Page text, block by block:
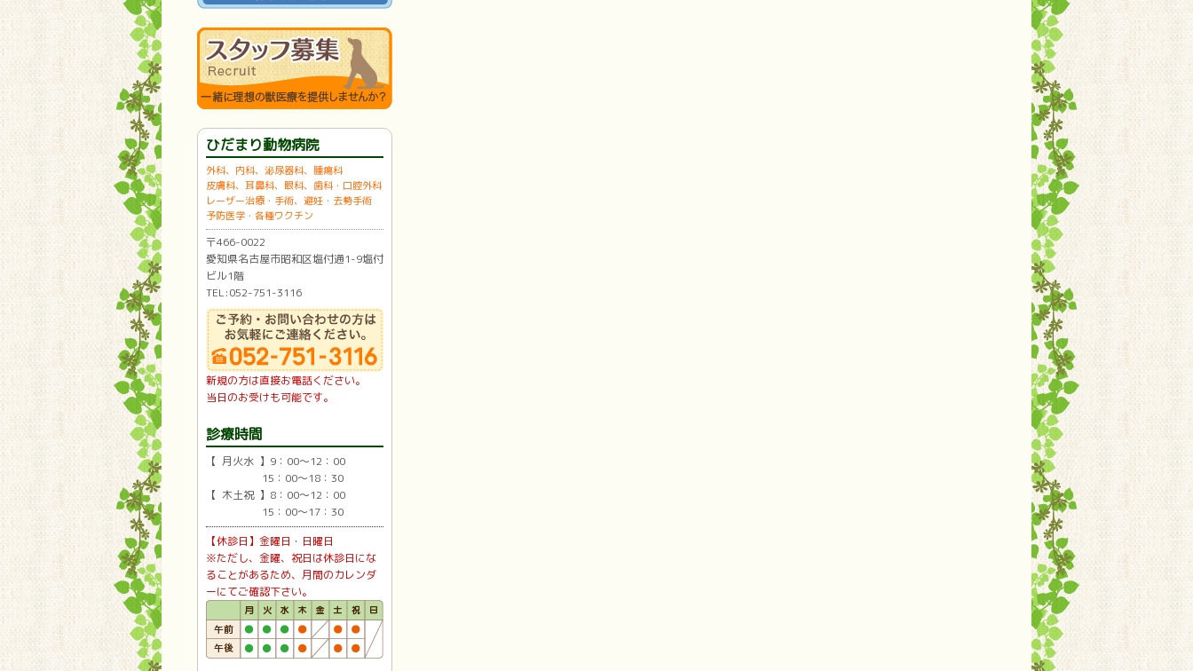
ひだまり動物病院
外科、内科、泌尿器科、腫瘍科
皮膚科、耳鼻科、眼科、歯科・口腔外科
レーザー治療・手術、避妊・去勢手術
予防医学・各種ワクチン
〒466-0022
愛知県名古屋市昭和区塩付通1-9塩付
ビル1階
TEL:052-751-3116
新規の方は直接お電話ください。
当日のお受けも可能です。
診療時間
【 月火水 】9：00〜12：00
15：00〜18：30
【 木土祝 】8：00〜12：00
15：00〜17：30
【休診日】金曜日・日曜日
※ただし、金曜、祝日は休診日にな
ることがあるため、月間のカレンダ
ーにてご確認下さい。